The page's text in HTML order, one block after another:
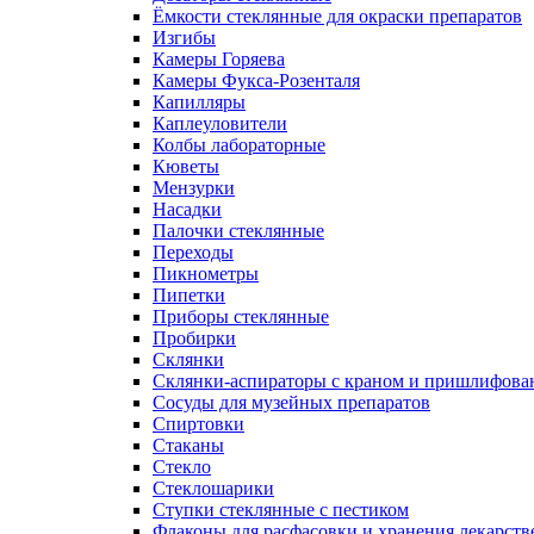
Ёмкости стеклянные для окраски препаратов
Изгибы
Камеры Горяева
Камеры Фукса-Розенталя
Капилляры
Каплеуловители
Колбы лабораторные
Кюветы
Мензурки
Насадки
Палочки стеклянные
Переходы
Пикнометры
Пипетки
Приборы стеклянные
Пробирки
Склянки
Склянки-аспираторы с краном и
Сосуды для музейных препаратов
Спиртовки
Стаканы
Стекло
Стеклошарики
Ступки стеклянные с пестиком